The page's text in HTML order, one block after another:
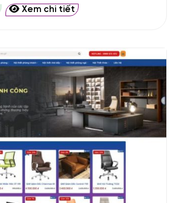
Xem chi tiết